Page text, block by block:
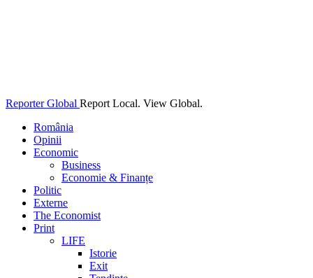
Reporter Global Report Local. View Global.
România
Opinii
Economic
Business
Economie & Finanțe
Politic
Externe
The Economist
Print
LIFE
Istorie
Exit